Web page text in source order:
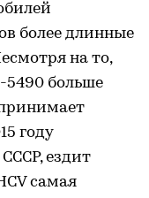
более длинные
на то,
5490 больше
году
ездит
самая